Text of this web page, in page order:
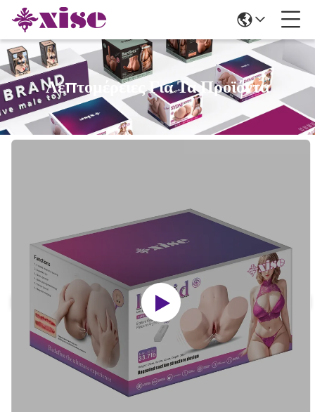
Λεπτομέρειες Για Τα Προϊόντα